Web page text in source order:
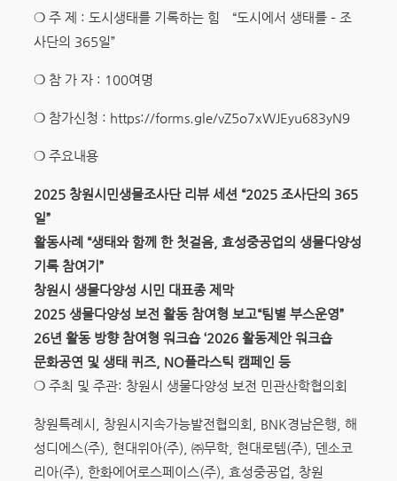
❍ 주 제 : 도시생태를 기록하는 힘 “도시에서 생태를 – 조
사단의 365일”
❍ 참 가 자 : 100여명
❍ 참가신청 : https://forms.gle/vZ5o7xWJEyu683yN9
❍ 주요내용
2025 창원시민생물조사단 리뷰 세션 “2025 조사단의 365
일”
활동사례 “생태와 함께 한 첫걸음, 효성중공업의 생물다양성
기록 참여기 ”
창원시 생물다양성 시민 대표종 제막
2025 생물다양성 보전 활동 참여형 보고“팀별 부스운영”
26년 활동 방향 참여형 워크숍‘2026 활동제안 워크숍
문화공연 및 생태 퀴즈, NO플라스틱 캠페인 등
❍ 주최 및 주관: 창원시 생물다양성 보전 민관산학협의회
창원특례시, 창원시지속가능발전협의회, BNK경남은행, 해
성디에스(주), 현대위아(주), ㈜무학, 현대로템(주), 덴소코
리아(주), 한화에어로스페이스(주), 효성중공업, 창원